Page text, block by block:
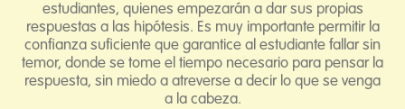
estudiantes, quienes empezarán a dar sus propias
respuestas a las hipótesis. Es muy importante permitir la
confianza suficiente que garantice al estudiante fallar sin
temor, donde se tome el tiempo necesario para pensar la
respuesta, sin miedo a atreverse a decir lo que se venga
a la cabeza.